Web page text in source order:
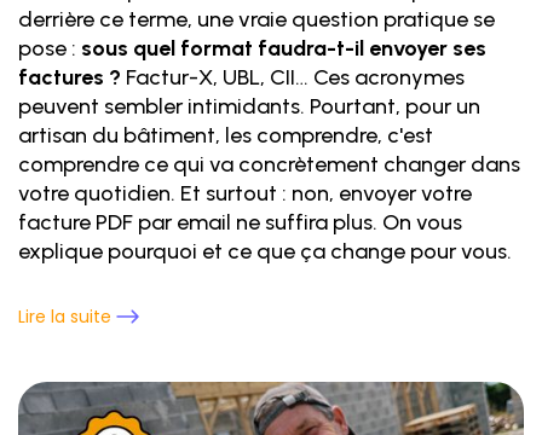
derrière ce terme, une vraie question pratique se
pose : sous quel format faudra-t-il envoyer ses
factures ? Factur-X, UBL, CII… Ces acronymes
peuvent sembler intimidants. Pourtant, pour un
artisan du bâtiment, les comprendre, c'est
comprendre ce qui va concrètement changer dans
votre quotidien. Et surtout : non, envoyer votre
facture PDF par email ne suffira plus. On vous
explique pourquoi et ce que ça change pour vous.
Lire la suite